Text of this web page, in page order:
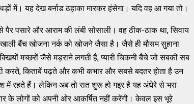
में। यह देख बर्नाड ठहाका मारकर हंसेगा। यदि वह आ गया तो।
पसारे और आराम की लंबी सोसाली। वह ठीक-ठाक था, सिवाय
बैंच खोजना नर्क को खोजने जैसा है। जैसे ही मौसम सुहाना
मच्छरों जैसे मड़राने लगती हैं, प्यारी चिकनी बैंचे जो सबकी सब
करते, किताबें पढ़ते और कभी कभार और सबसे बदतर होता है उन
रहते हैं। लेकिन अब तो रात शुरू हो गइ्र है यह अंधेरे से भरा
के लोगों को अपनी ओर आकर्षित नहीं करेंगी। केवल इस भूरे